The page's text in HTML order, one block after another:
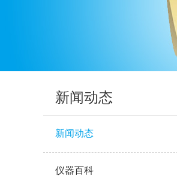
新闻动态
新闻动态
仪器百科